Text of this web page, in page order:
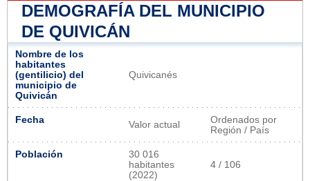
DEMOGRAFÍA DEL MUNICIPIO
DE QUIVICÁN
Nombre de los
habitantes
(gentilicio) del
municipio de
Quivicán
Quivicanés
Fecha Valor actual
Ordenados por
Región / País
Población
30 016
habitantes
(2022)
4 / 106